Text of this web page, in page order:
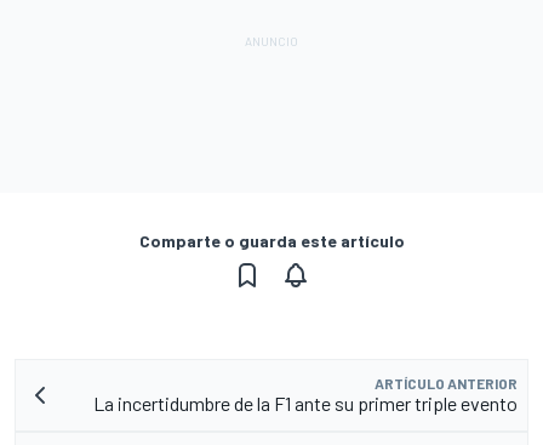
Comparte o guarda este artículo
ARTÍCULO ANTERIOR
La incertidumbre de la F1 ante su primer triple evento